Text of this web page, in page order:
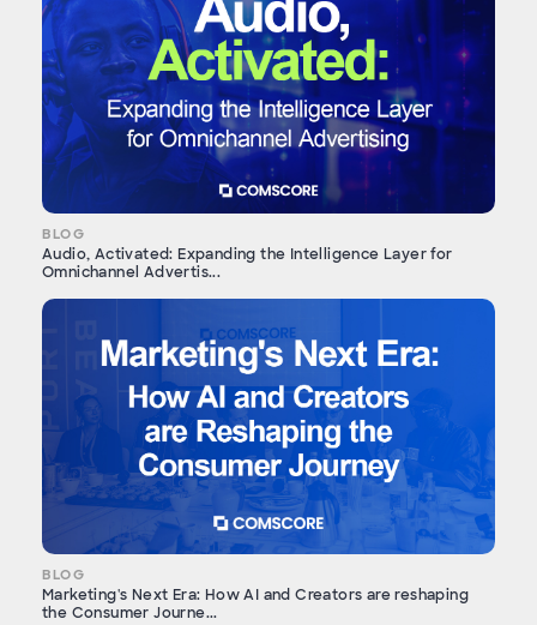
BLOG
Audio, Activated: Expanding the Intelligence Layer for
Omnichannel Advertis...
BLOG
Marketing's Next Era: How AI and Creators are reshaping
the Consumer Journe...